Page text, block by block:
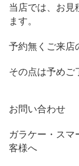
当店では、お見
ます。
予約無くご来店
その点は予めご
お問い合わせ
ガラケー・ス
客様へ